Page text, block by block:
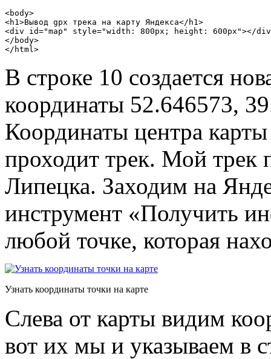
<body>
<h1>Вывод gpx трека на карту Яндекса</h1>
<div id="map" style="width: 800px; height: 600px"></
</body>
</html>
В строке 10 создается
координаты 52.646573,
Координаты центра карты
проходит трек. Мой трек
Липецка. Заходим на
инструмент «Получить
любой точке, которая
Узнать координаты точки на карте
Слева от карты видим
вот их мы и указываем в